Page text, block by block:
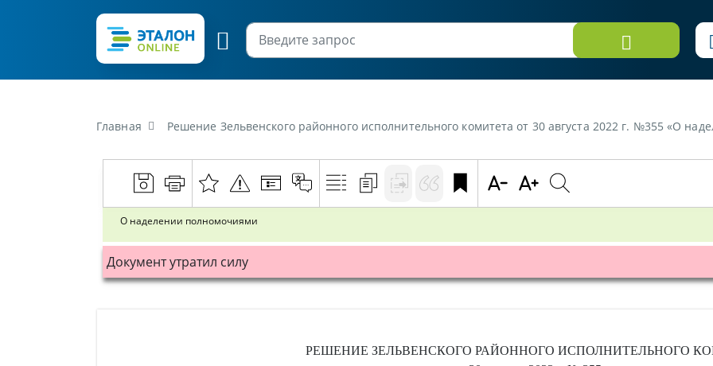
Главная Решение Зельвенского районного исполнительного комитета от 30 августа 2022 г. №355 «О
О наделении полномочиями
Документ утратил силу
РЕШЕНИЕ ЗЕЛЬВЕНСКОГО РАЙОННОГО ИСПОЛНИТЕЛЬНОГО